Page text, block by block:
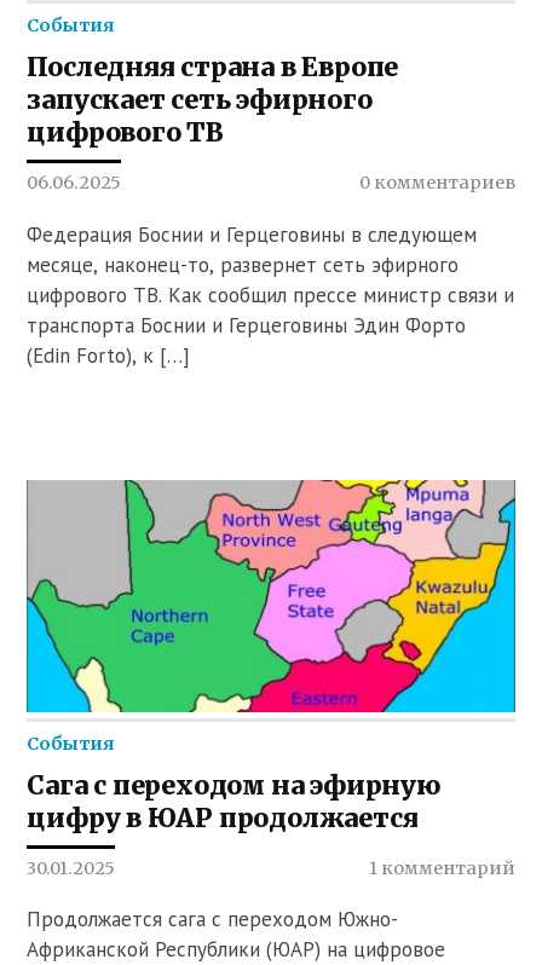
События
Последняя страна в Европе
запускает сеть эфирного
цифрового ТВ
06.06.2025 0 комментариев
Федерация Боснии и Герцеговины в следующем
месяце, наконец-то, развернет сеть эфирного
цифрового ТВ. Как сообщил прессе министр связи и
транспорта Боснии и Герцеговины Эдин Форто
(Edin Forto), к […]
События
Сага с переходом на эфирную
цифру в ЮАР продолжается
30.01.2025 1 комментарий
Продолжается сага с переходом Южно-
Африканской Республики (ЮАР) на цифровое